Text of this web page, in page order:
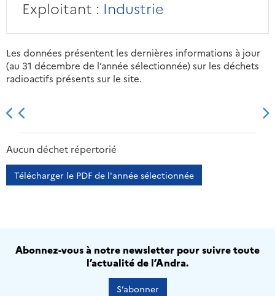
Exploitant : Industrie
Les données présentent les dernières informations à jour
(au 31 décembre de l’année sélectionnée) sur les déchets
radioactifs présents sur le site.
2013 2014
Aucun déchet répertorié
Télécharger le PDF de l'année sélectionnée
Abonnez-vous à notre newsletter pour suivre toute
l’actualité de l’Andra.
S’abonner